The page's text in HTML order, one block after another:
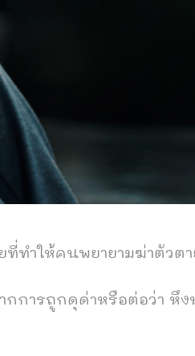
ทำให้คนพยายามฆ่าตัวตา
กการถูกดุด่าหรือต่อว่า หึง